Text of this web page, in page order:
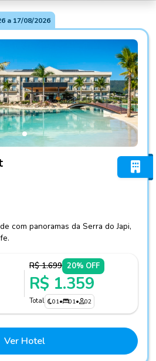
a 17/08/2026
com panoramas da Serra do Japi,
R$ 1.699 20% OFF
R$ 1.359
Total 01• 01• 02
Ver Hotel